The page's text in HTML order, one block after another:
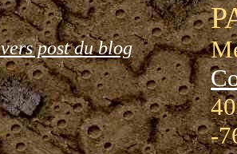
post du blog
-